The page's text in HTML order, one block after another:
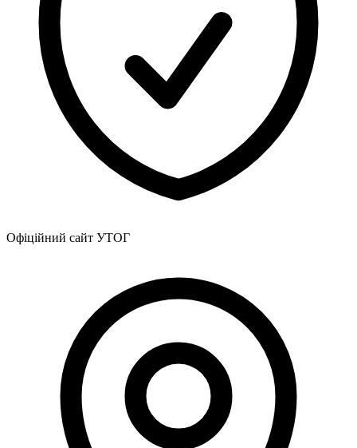
Офіційний сайт УТОГ